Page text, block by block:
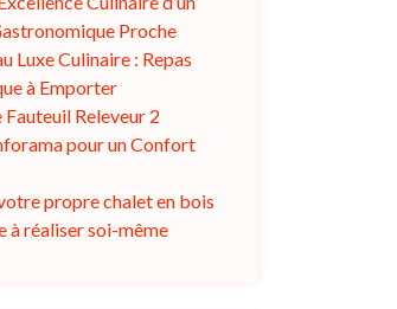
Proche
Luxe Culinaire : Repas
à Emporter
Releveur 2
pour un Confort
propre chalet en bois
à réaliser soi-même